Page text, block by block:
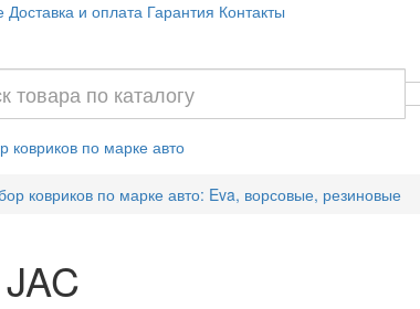
Доставка и оплата Гарантия Контакты
ковриков по марке авто
ковриков по марке авто: Eva, ворсовые, резиновые